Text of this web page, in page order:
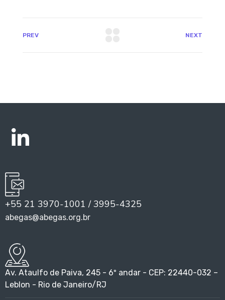
PREV NEXT
+55 21 3970-1001 / 3995-4325
abegas@abegas.org.br
Av. Ataulfo de Paiva, 245 - 6º andar - CEP: 22440-032 –
Leblon - Rio de Janeiro/RJ